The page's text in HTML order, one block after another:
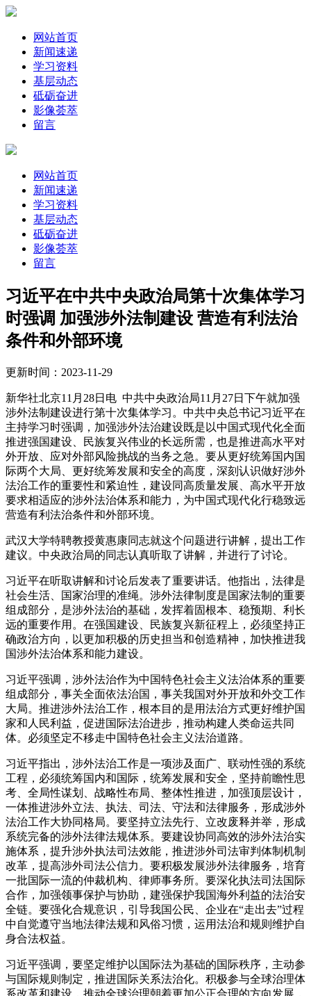
网站首页
新闻速递
学习资料
基层动态
砥砺奋进
影像荟萃
留言
网站首页
新闻速递
学习资料
基层动态
砥砺奋进
影像荟萃
留言
习近平在中共中央政治局第十次集体学习
时强调 加强涉外法制建设 营造有利法治
条件和外部环境
更新时间：2023-11-29
新华社北京11月28日电 中共中央政治局11月27日下午就加强
涉外法制建设进行第十次集体学习。中共中央总书记习近平在
主持学习时强调，加强涉外法治建设既是以中国式现代化全面
推进强国建设、民族复兴伟业的长远所需，也是推进高水平对
外开放、应对外部风险挑战的当务之急。要从更好统筹国内国
际两个大局、更好统筹发展和安全的高度，深刻认识做好涉外
法治工作的重要性和紧迫性，建设同高质量发展、高水平开放
要求相适应的涉外法治体系和能力，为中国式现代化行稳致远
营造有利法治条件和外部环境。
武汉大学特聘教授黄惠康同志就这个问题进行讲解，提出工作
建议。中央政治局的同志认真听取了讲解，并进行了讨论。
习近平在听取讲解和讨论后发表了重要讲话。他指出，法律是
社会生活、国家治理的准绳。涉外法律制度是国家法制的重要
组成部分，是涉外法治的基础，发挥着固根本、稳预期、利长
远的重要作用。在强国建设、民族复兴新征程上，必须坚持正
确政治方向，以更加积极的历史担当和创造精神，加快推进我
国涉外法治体系和能力建设。
习近平强调，涉外法治作为中国特色社会主义法治体系的重要
组成部分，事关全面依法治国，事关我国对外开放和外交工作
大局。推进涉外法治工作，根本目的是用法治方式更好维护国
家和人民利益，促进国际法治进步，推动构建人类命运共同
体。必须坚定不移走中国特色社会主义法治道路。
习近平指出，涉外法治工作是一项涉及面广、联动性强的系统
工程，必须统筹国内和国际，统筹发展和安全，坚持前瞻性思
考、全局性谋划、战略性布局、整体性推进，加强顶层设计，
一体推进涉外立法、执法、司法、守法和法律服务，形成涉外
法治工作大协同格局。要坚持立法先行、立改废释并举，形成
系统完备的涉外法律法规体系。要建设协同高效的涉外法治实
施体系，提升涉外执法司法效能，推进涉外司法审判体制机制
改革，提高涉外司法公信力。要积极发展涉外法律服务，培育
一批国际一流的仲裁机构、律师事务所。要深化执法司法国际
合作，加强领事保护与协助，建强保护我国海外利益的法治安
全链。要强化合规意识，引导我国公民、企业在“走出去”过程
中自觉遵守当地法律法规和风俗习惯，运用法治和规则维护自
身合法权益。
习近平强调，要坚定维护以国际法为基础的国际秩序，主动参
与国际规则制定，推进国际关系法治化。积极参与全球治理体
系改革和建设，推动全球治理朝着更加公正合理的方向发展，